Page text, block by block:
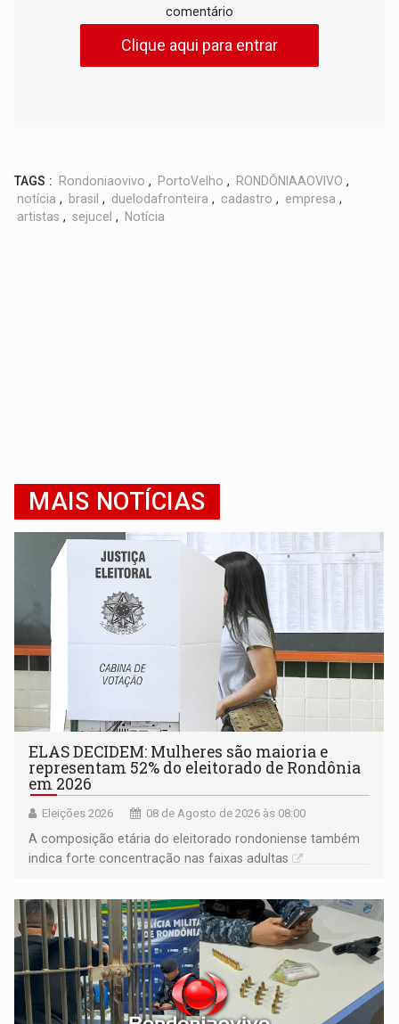
comentário
Clique aqui para entrar
TAGS : Rondoniaovivo , PortoVelho , RONDÔNIAAOVIVO ,
notícia , brasil , duelodafronteira , cadastro , empresa ,
artistas , sejucel , Notícia
MAIS NOTÍCIAS
ELAS DECIDEM: Mulheres são maioria e
representam 52% do eleitorado de Rondônia
em 2026
Eleições 2026 08 de Agosto de 2026 às 08:00
A composição etária do eleitorado rondoniense também
indica forte concentração nas faixas adultas